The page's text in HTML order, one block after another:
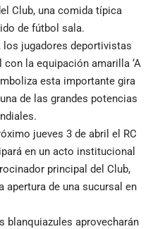
Club, una comida típica
de fútbol sala.
los jugadores deportivistas
con la equipación amarilla ‘A
esta importante gira
de las grandes potencias
jueves 3 de abril el RC
en un acto institucional
principal del Club,
apertura de una sucursal en
blanquiazules aprovecharán